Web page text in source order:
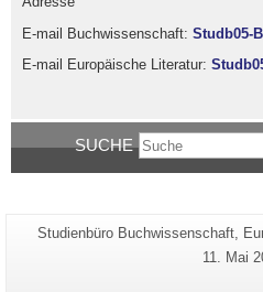
E-mail Buchwissenschaft:Studb05-
E-mail Europäische Literatur:
SUCHE
Seiten-
Studienbüro Buchwissenschaft,
Letzte
11. Mai